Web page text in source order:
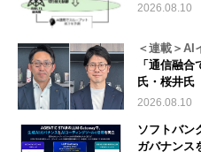
2026.08.10
＜連載＞AI
「通信融
氏・桜井氏
2026.08.10
ソフトバン
ガバナンス